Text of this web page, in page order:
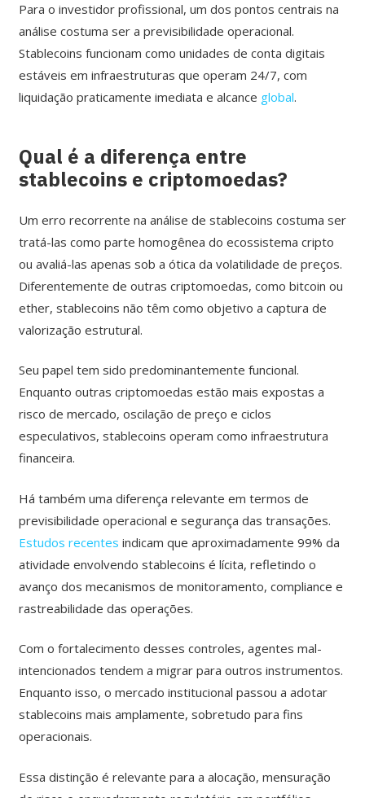
Para o investidor profissional, um dos pontos centrais na
análise costuma ser a previsibilidade operacional.
Stablecoins funcionam como unidades de conta digitais
estáveis em infraestruturas que operam 24/7, com
liquidação praticamente imediata e alcance global.
Qual é a diferença entre
stablecoins e criptomoedas?
Um erro recorrente na análise de stablecoins costuma ser
tratá-las como parte homogênea do ecossistema cripto
ou avaliá-las apenas sob a ótica da volatilidade de preços.
Diferentemente de outras criptomoedas, como bitcoin ou
ether, stablecoins não têm como objetivo a captura de
valorização estrutural.
Seu papel tem sido predominantemente funcional.
Enquanto outras criptomoedas estão mais expostas a
risco de mercado, oscilação de preço e ciclos
especulativos, stablecoins operam como infraestrutura
financeira.
Há também uma diferença relevante em termos de
previsibilidade operacional e segurança das transações.
Estudos recentes indicam que aproximadamente 99% da
atividade envolvendo stablecoins é lícita, refletindo o
avanço dos mecanismos de monitoramento, compliance e
rastreabilidade das operações.
Com o fortalecimento desses controles, agentes mal-
intencionados tendem a migrar para outros instrumentos.
Enquanto isso, o mercado institucional passou a adotar
stablecoins mais amplamente, sobretudo para fins
operacionais.
Essa distinção é relevante para a alocação, mensuração